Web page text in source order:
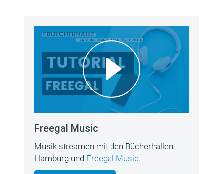
Freegal Music
Musik streamen mit den Bücherhallen
Hamburg und Freegal Music.